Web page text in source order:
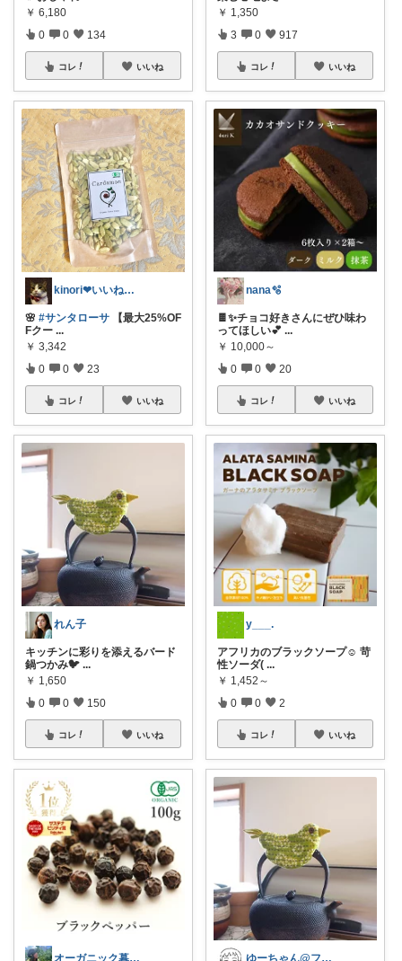
￥ 6,180
0 0 134
コレ いいね
kinori❤︎いいねご購入感謝です💝
🌸 #サンタローサ 【最大25%OF
Fクー ...
￥ 3,342
0 0 23
コレ いいね
れん子
キッチンに彩りを添えるバード
鍋つかみ🐦 ...
￥ 1,650
0 0 150
コレ いいね
オーガニック暮らしと雑貨の小部屋☀️🌴
￥ 1,350
3 0 917
コレ いいね
nana🫧
🍫✨チョコ好きさんにぜひ味わ
ってほしい💕 ...
￥ 10,000～
0 0 20
コレ いいね
y___.
アフリカのブラックソープ☺️ 苛
性ソーダ( ...
￥ 1,452～
0 0 2
コレ いいね
ゆーちゃん@フォロワーさまから購入💕